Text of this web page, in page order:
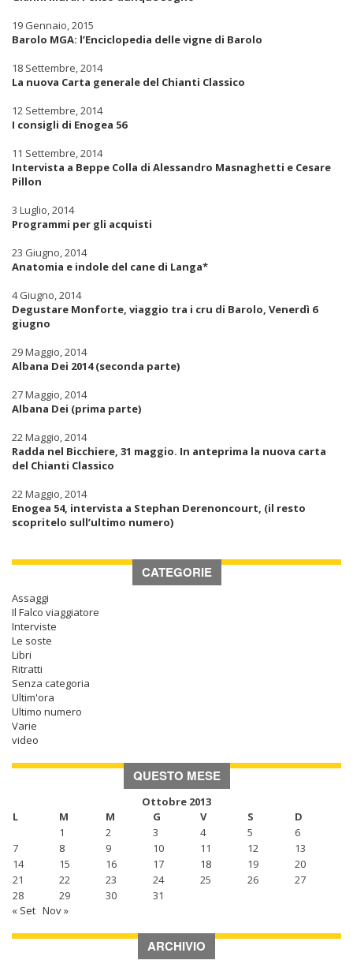
19 Gennaio, 2015
Barolo MGA: l’Enciclopedia delle vigne di Barolo
18 Settembre, 2014
La nuova Carta generale del Chianti Classico
12 Settembre, 2014
I consigli di Enogea 56
11 Settembre, 2014
Intervista a Beppe Colla di Alessandro Masnaghetti e Cesare
Pillon
3 Luglio, 2014
Programmi per gli acquisti
23 Giugno, 2014
Anatomia e indole del cane di Langa*
4 Giugno, 2014
Degustare Monforte, viaggio tra i cru di Barolo, Venerdì 6
giugno
29 Maggio, 2014
Albana Dei 2014 (seconda parte)
27 Maggio, 2014
Albana Dei (prima parte)
22 Maggio, 2014
Radda nel Bicchiere, 31 maggio. In anteprima la nuova carta
del Chianti Classico
22 Maggio, 2014
Enogea 54, intervista a Stephan Derenoncourt, (il resto
scopritelo sull’ultimo numero)
CATEGORIE
Assaggi
Il Falco viaggiatore
Interviste
Le soste
Libri
Ritratti
Senza categoria
Ultim'ora
Ultimo numero
Varie
video
QUESTO MESE
Ottobre 2013
L
M M G V S
D
1
2 3 4 5
6
7
8 9 10 11 12
13
14
15 16 17 18 19
20
21
22 23 24 25 26
27
28
29 30
31
« Set Nov »
ARCHIVIO